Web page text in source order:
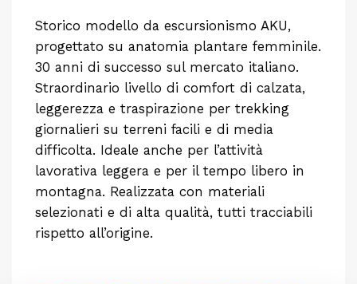
Storico modello da escursionismo AKU,
progettato su anatomia plantare femminile.
30 anni di successo sul mercato italiano.
Straordinario livello di comfort di calzata,
leggerezza e traspirazione per trekking
giornalieri su terreni facili e di media
difficolta. Ideale anche per l’attività
lavorativa leggera e per il tempo libero in
montagna. Realizzata con materiali
selezionati e di alta qualità, tutti tracciabili
rispetto all’origine.